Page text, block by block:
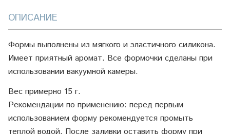
ОПИСАНИЕ
Формы выполнены из мягкого и эластичного силикона.
Имеет приятный аромат. Все формочки сделаны при
использовании вакуумной камеры.
Вес примерно 15 г.
Рекомендации по применению: перед первым
использованием форму рекомендуется промыть